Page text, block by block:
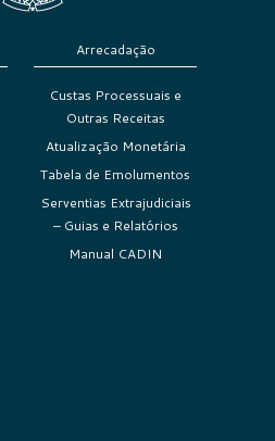
Arrecadação
Custas Processuais e
Outras Receitas
Atualização Monetária
Tabela de Emolumentos
Serventias Extrajudiciais
– Guias e Relatórios
Manual CADIN